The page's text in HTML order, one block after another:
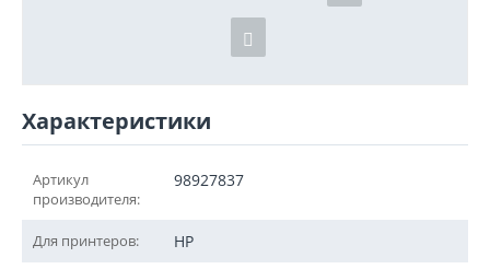
Характеристики
Артикул
производителя:
98927837
Для принтеров: HP